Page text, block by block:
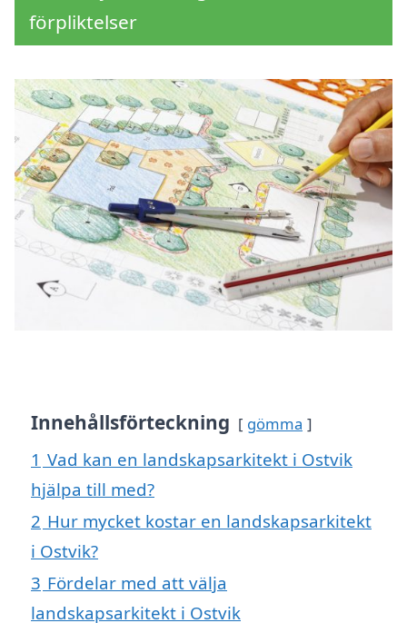
förpliktelser
Innehållsförteckning gömma
1 Vad kan en landskapsarkitekt i Ostvik
hjälpa till med?
2 Hur mycket kostar en landskapsarkitekt
i Ostvik?
3 Fördelar med att välja
landskapsarkitekt i Ostvik